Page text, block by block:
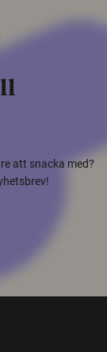
att snacka med?